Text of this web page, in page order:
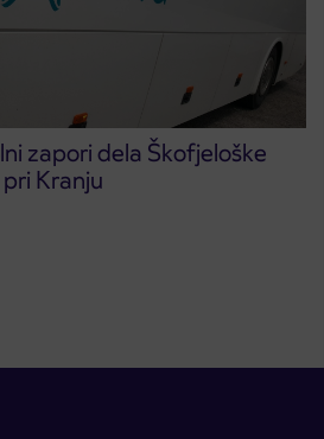
zapori dela Škofjeloške
Kranju